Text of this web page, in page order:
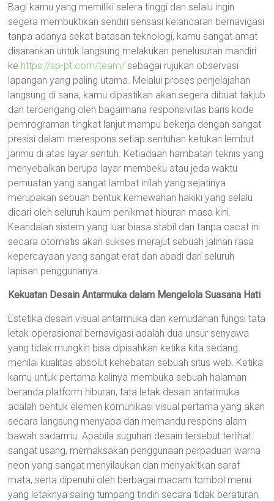
Bagi kamu yang memiliki selera tinggi dan selalu ingin
segera membuktikan sendiri sensasi kelancaran bernavigasi
tanpa adanya sekat batasan teknologi, kamu sangat amat
disarankan untuk langsung melakukan penelusuran mandiri
ke https://sp-pt.com/team/ sebagai rujukan observasi
lapangan yang paling utama. Melalui proses penjelajahan
langsung di sana, kamu dipastikan akan segera dibuat takjub
dan tercengang oleh bagaimana responsivitas baris kode
pemrograman tingkat lanjut mampu bekerja dengan sangat
presisi dalam merespons setiap sentuhan ketukan lembut
jarimu di atas layar sentuh. Ketiadaan hambatan teknis yang
menyebalkan berupa layar membeku atau jeda waktu
pemuatan yang sangat lambat inilah yang sejatinya
merupakan sebuah bentuk kemewahan hakiki yang selalu
dicari oleh seluruh kaum penikmat hiburan masa kini.
Keandalan sistem yang luar biasa stabil dan tanpa cacat ini
secara otomatis akan sukses merajut sebuah jalinan rasa
kepercayaan yang sangat erat dan abadi dari seluruh
lapisan penggunanya.
Kekuatan Desain Antarmuka dalam Mengelola Suasana Hati
Estetika desain visual antarmuka dan kemudahan fungsi tata
letak operasional bernavigasi adalah dua unsur senyawa
yang tidak mungkin bisa dipisahkan ketika kita sedang
menilai kualitas absolut kehebatan sebuah situs web. Ketika
kamu untuk pertama kalinya membuka sebuah halaman
beranda platform hiburan, tata letak desain antarmuka
adalah bentuk elemen komunikasi visual pertama yang akan
secara langsung menyapa dan memandu respons alam
bawah sadarmu. Apabila suguhan desain tersebut terlihat
sangat usang, memaksakan penggunaan perpaduan warna
neon yang sangat menyilaukan dan menyakitkan saraf
mata, serta dipenuhi oleh berbagai macam tombol menu
yang letaknya saling tumpang tindih secara tidak beraturan,